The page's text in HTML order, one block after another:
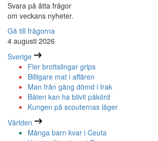
Svara på åtta frågor
om veckans nyheter.
Gå till frågorna
4 augusti 2026
Sverige
Fler brottslingar grips
Billigare mat i affären
Man från gäng dömd i Irak
Båten kan ha blivit påkörd
Kungen på scouternas läger
Världen
Många barn kvar i Ceuta